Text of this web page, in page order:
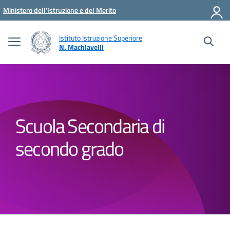
Vai ai contenuti
Vai al menu di navigazione
Vai al footer
Ministero dell'Istruzione e del Merito
Istituto Istruzione Superiore
N. Machiavelli
Scuola Secondaria di
secondo grado